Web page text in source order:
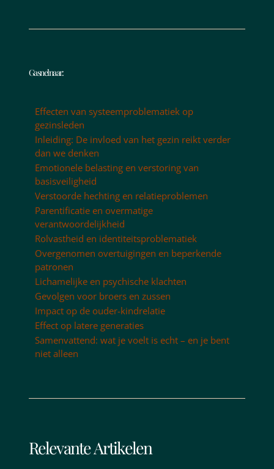
Ga snel naar:
Effecten van systeemproblematiek op
gezinsleden
Inleiding: De invloed van het gezin reikt verder
dan we denken
Emotionele belasting en verstoring van
basisveiligheid
Verstoorde hechting en relatieproblemen
Parentificatie en overmatige
verantwoordelijkheid
Rolvastheid en identiteitsproblematiek
Overgenomen overtuigingen en beperkende
patronen
Lichamelijke en psychische klachten
Gevolgen voor broers en zussen
Impact op de ouder-kindrelatie
Effect op latere generaties
Samenvattend: wat je voelt is echt – en je bent
niet alleen
Relevante Artikelen